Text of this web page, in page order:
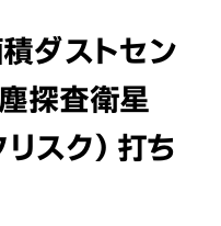
ダストセン
探査衛星
スク）打ち